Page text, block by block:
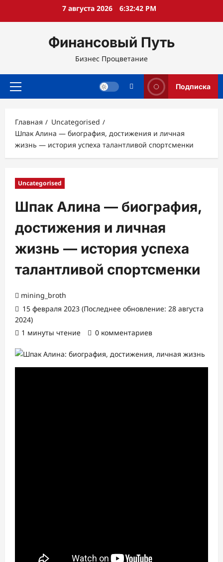
7 августа 2026 6:32:43 PM
Финансовый Путь
Бизнес Процветание
Основное
Подписка
Главная
Uncategorised
Шпак Алина — биография, достижения и личная
жизнь — история успеха талантливой спортсменки
Uncategorised
Шпак Алина — биография,
достижения и личная
жизнь — история успеха
талантливой спортсменки
mining_broth
15 февраля 2023 (Последнее обновление: 28 августа
2024)
1 минуты чтение
0 комментариев